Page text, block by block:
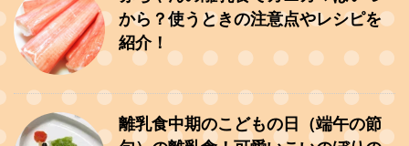
から？使うときの注意点やレシピを
紹介！
離乳食中期のこどもの日（端午の節